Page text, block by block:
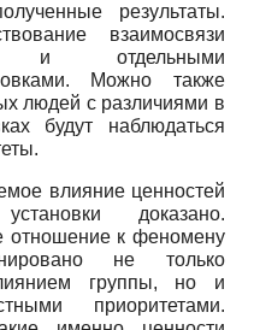
результаты.
взаимосвязи
и отдельными
Можно также
людей с различиями в
будут наблюдаться
влияние ценностей
доказано.
отношение к феномену
не только
группы, но и
приоритетами.